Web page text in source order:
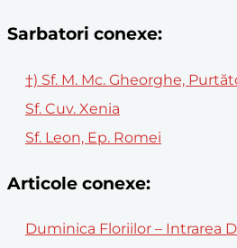
Sarbatori conexe:
†) Sf. M. Mc. Gheorghe,
Sf. Cuv. Xenia
Sf. Leon, Ep. Romei
Articole conexe:
Duminica Floriilor – Intrarea